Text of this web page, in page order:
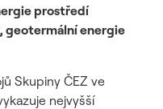
prostředí
geotermální energie
Skupiny ČEZ ve
nejvyšší